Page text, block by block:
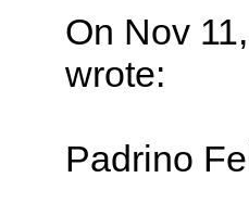
On Nov
wrote:
Padrino